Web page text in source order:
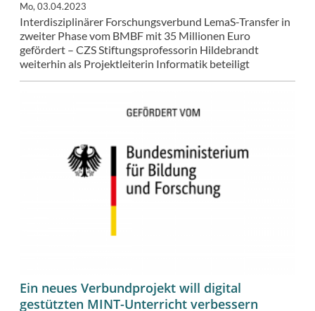
Mo, 03.04.2023
Interdisziplinärer Forschungsverbund LemaS-Transfer in
zweiter Phase vom BMBF mit 35 Millionen Euro
gefördert – CZS Stiftungsprofessorin Hildebrandt
weiterhin als Projektleiterin Informatik beteiligt
Ein neues Verbundprojekt will digital
gestützten MINT-Unterricht verbessern